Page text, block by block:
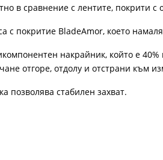
в сравнение с лентите, покрити с
с покритие BladeAmor, което
накрайник, който е 40%
отгоре, отдолу и отстрани към
позволява стабилен захват.